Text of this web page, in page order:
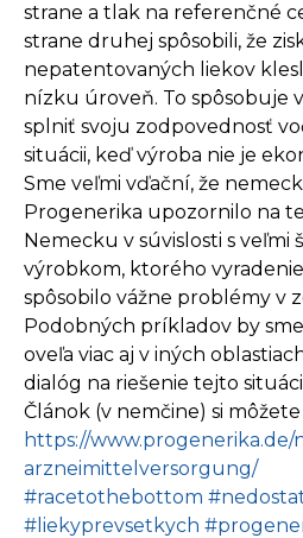
strane a tlak na referenčné
strane druhej spôsobili, že
nepatentovaných liekov
nízku úroveň. To spôsobuje
splniť svoju zodpovednosť
situácii, keď výroba nie je
Sme veľmi vďační, že
Progenerika upozornilo na
Nemecku v súvislosti s veľmi
výrobkom, ktorého
spôsobilo vážne problémy v
Podobných príkladov by
oveľa viac aj v iných
dialóg na riešenie tejto
Článok (v nemčine) si
https://www.progenerika.de/
arzneimittelversorgung/
#racetothebottom
#liekyprevsetkych